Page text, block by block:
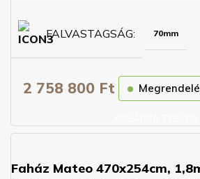
FALVASTAGSÁG 70mm
2 758 800 Ft
Faház Mateo 470x254cm,